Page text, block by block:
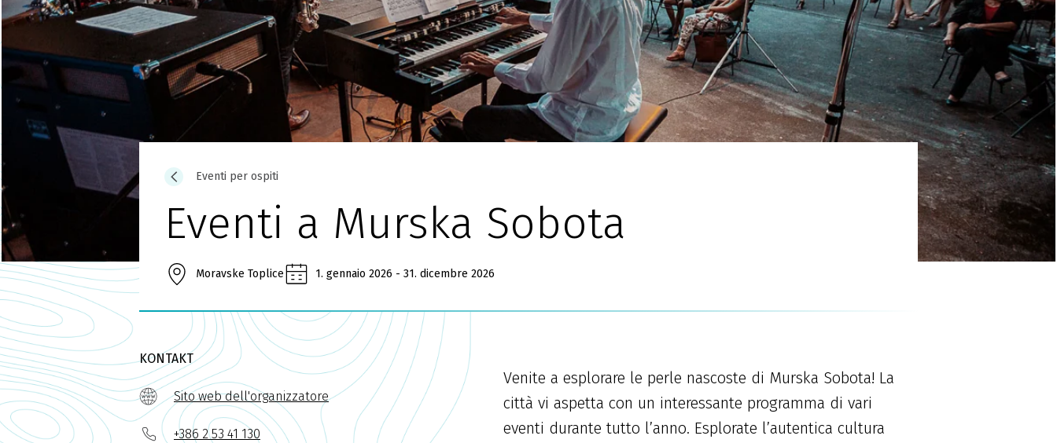
Eventi per ospiti
Eventi a Murska Sobota
Moravske Toplice 1. gennaio 2026 - 31. dicembre 2026
KONTAKT
Sito web dell'organizzatore
+386 2 53 41 130
Venite a esplorare le perle nascoste di Murska Sobota! La
città vi aspetta con un interessante programma di vari
eventi durante tutto l’anno. Esplorate l’autentica cultura